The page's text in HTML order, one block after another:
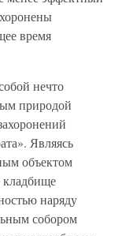
время
нечто
природой
Являясь
объектом
кладбище
наряду
собором